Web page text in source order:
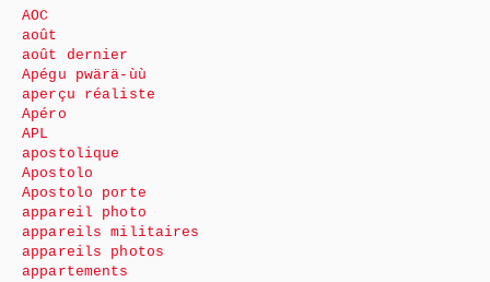
AOC
août
août dernier
Apégu pwärä-ùù
aperçu réaliste
Apéro
APL
apostolique
Apostolo
Apostolo porte
appareil photo
appareils militaires
appareils photos
appartements